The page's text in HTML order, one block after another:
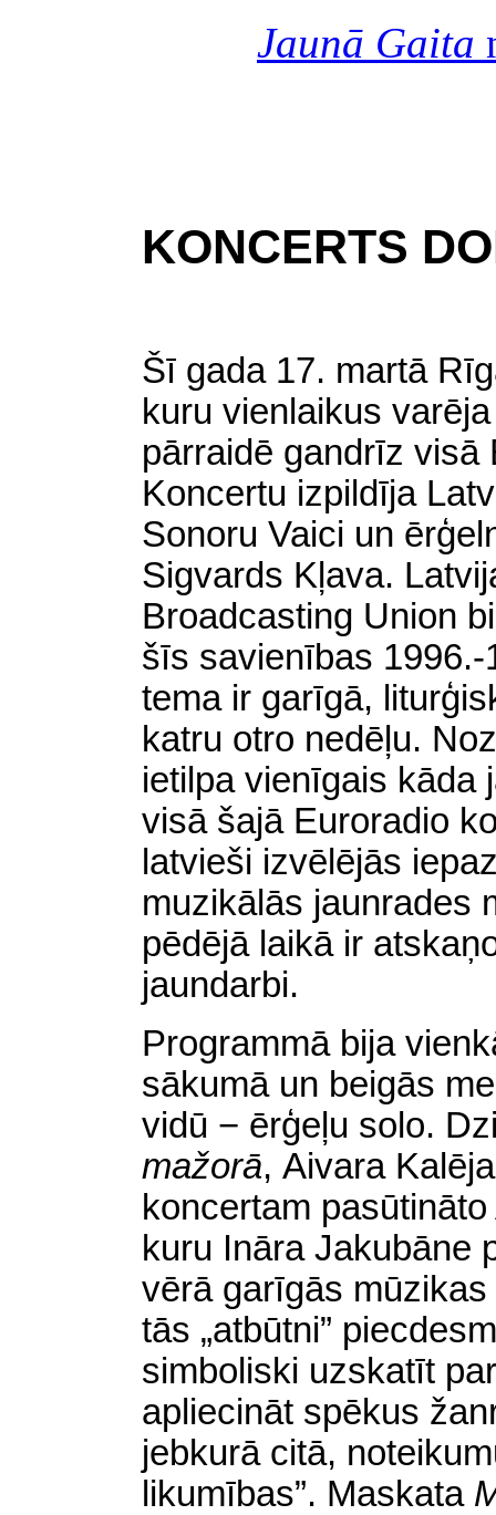
Jaunā Gaita
KONCERTS
Šī gada 17. martā
kuru vienlaikus
pārraidē gandrīz visā
Koncertu izpildīja
Sonoru Vaici un
Sigvards Kļava.
Broadcasting Union
šīs savienības
tema ir garīgā,
katru otro nedēļu.
ietilpa vienīgais kāda
visā šajā Euroradio
latvieši izvēlējās
muzikālās jaunrades
pēdējā laikā ir
jaundarbi.
Programmā bija
sākumā un beigās
vidū − ērģeļu solo.
mažorā, Aivara
koncertam
kuru Ināra Jakubāne
vērā garīgās
tās „atbūtni”
simboliski uzskatīt
apliecināt spēkus
jebkurā citā,
likumības”. Maskata